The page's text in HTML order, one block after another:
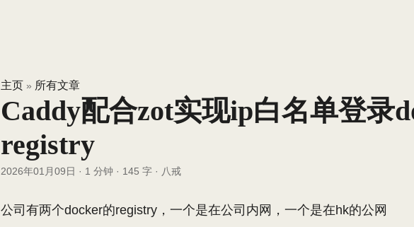
主页 » 所有文章
Caddy配合zot实现ip白名单登录
registry
2026年01月09日 · 1 分钟 · 145 字 · 八戒
公司有两个docker的registry，一个是在公司内网，一个是在hk的公网